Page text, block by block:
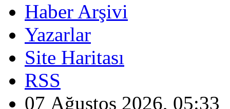
Haber Arşivi
Yazarlar
Site Haritası
RSS
07 Ağustos 2026, 05:33